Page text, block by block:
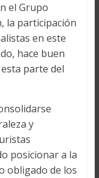
el Grupo
la participación
en este
hace buen
parte del
y
posicionar a la
obligado de los